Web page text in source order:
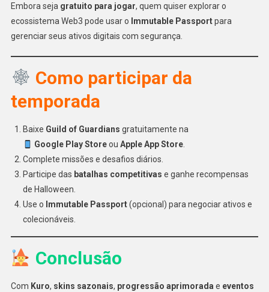
Embora seja gratuito para jogar, quem quiser explorar o
ecossistema Web3 pode usar o Immutable Passportpara
gerenciar seus ativos digitais com segurança.
Como participar da
temporada
Baixe Guild of Guardians gratuitamente na
Google Play Storeou Apple App Store.
Complete missões e desafios diários.
Participe das batalhas competitivas e ganhe recompensas
de Halloween.
Use o Immutable Passport(opcional) para negociar ativos e
colecionáveis.
Conclusão
Com Kuro, skins sazonais, progressão aprimorada e eventos